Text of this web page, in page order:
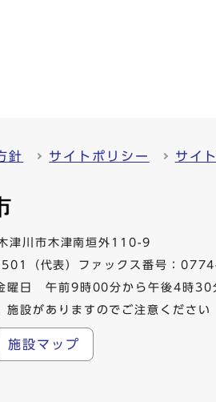
針 サイトポリシー サイ
川市木津南垣外110-9
（代表）ファックス番号：
曜日 午前9時00分から午後4時30
施設がありますのでご注意ください
施設マップ